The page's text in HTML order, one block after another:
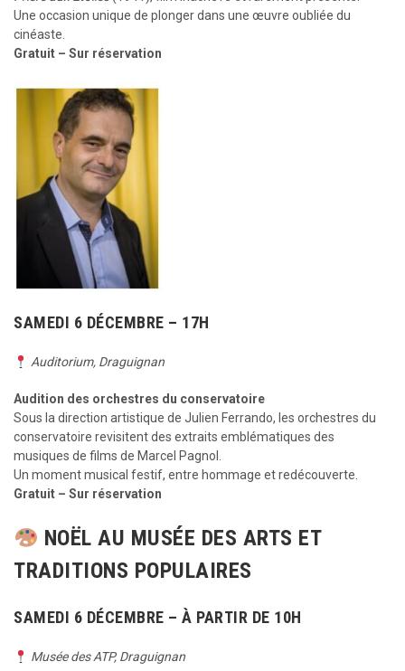
Une occasion unique de plonger dans une œuvre oubliée du
cinéaste.
Gratuit – Sur réservation
SAMEDI 6 DÉCEMBRE – 17H
Auditorium, Draguignan
Audition des orchestres du conservatoire
Sous la direction artistique de Julien Ferrando, les orchestres du
conservatoire revisitent des extraits emblématiques des
musiques de films de Marcel Pagnol.
Un moment musical festif, entre hommage et redécouverte.
Gratuit – Sur réservation
NOËL AU MUSÉE DES ARTS ET
TRADITIONS POPULAIRES
SAMEDI 6 DÉCEMBRE – À PARTIR DE 10H
Musée des ATP, Draguignan